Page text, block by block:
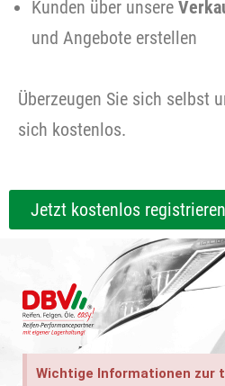
Kunden über unsere
und Angebote erstellen
Überzeugen Sie sich selbst
sich kostenlos.
Jetzt kostenlos
Wichtige Informationen zur